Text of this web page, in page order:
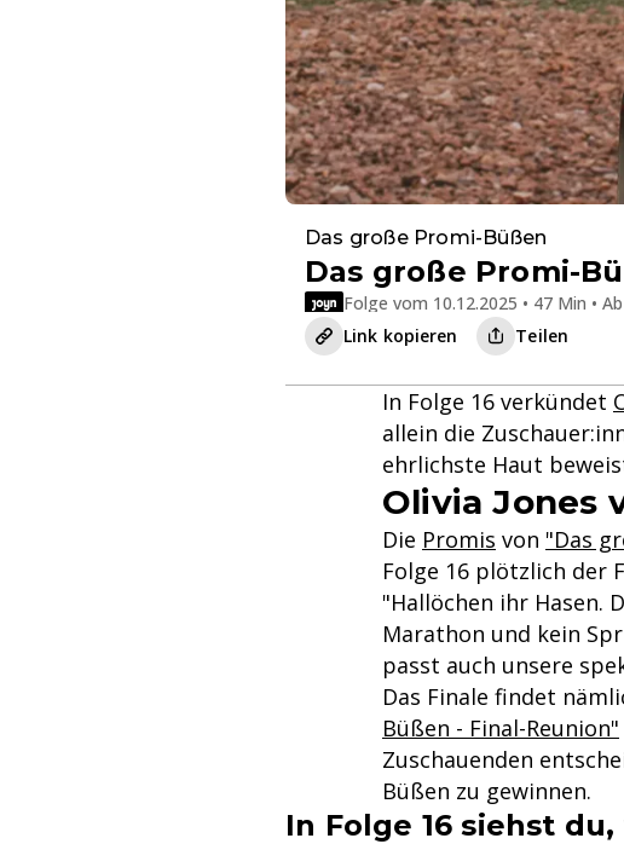
Das große Promi-Büßen
Das große Promi-
Folge vom 10.12.2025 • 47 Min •
Link kopieren
Teilen
In Folge 16 verkündet
allein die
ehrlichste Haut
Olivia Jones
Die Promis von "Das
Folge 16 plötzlich der
"Hallöchen ihr Hasen.
Marathon und kein
passt auch unsere
Das Finale findet
Büßen - Final-Reunion"
Zuschauenden
Büßen zu gewinnen.
In Folge 16 siehst